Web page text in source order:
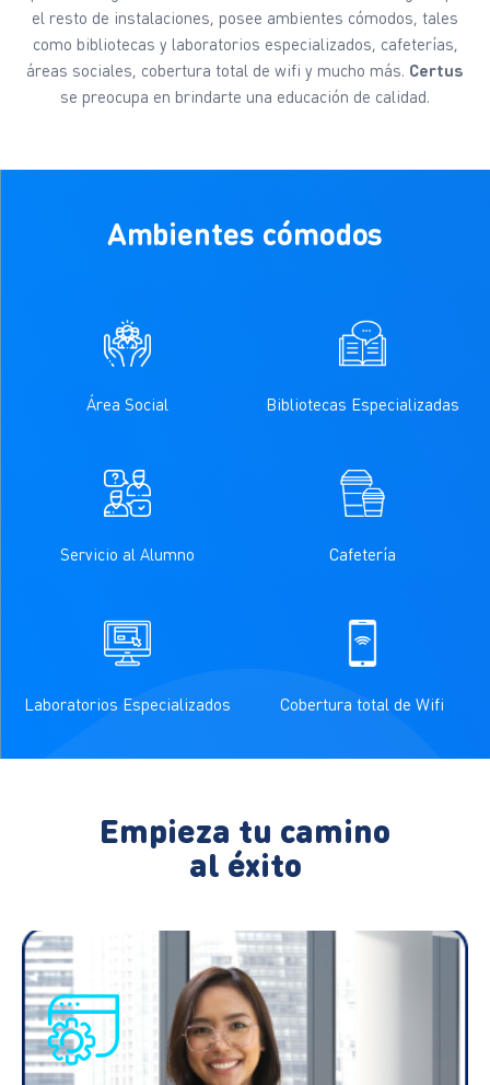
el resto de instalaciones, posee ambientes cómodos, tales
como bibliotecas y laboratorios especializados, cafeterías,
áreas sociales, cobertura total de wifi y mucho más. Certus
se preocupa en brindarte una educación de calidad.
Ambientes cómodos
Área Social Bibliotecas Especializadas
Servicio al Alumno Cafetería
Laboratorios Especializados Cobertura total de Wifi
Empieza tu camino
al éxito